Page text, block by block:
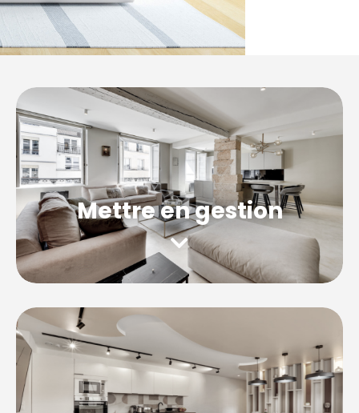
Mettre en gestion
Découvrez notre service clés en main à
Courbevoie
nous assurons la gestion locative
intégrale de votre logement.
Location saisonnière Moyenne durée